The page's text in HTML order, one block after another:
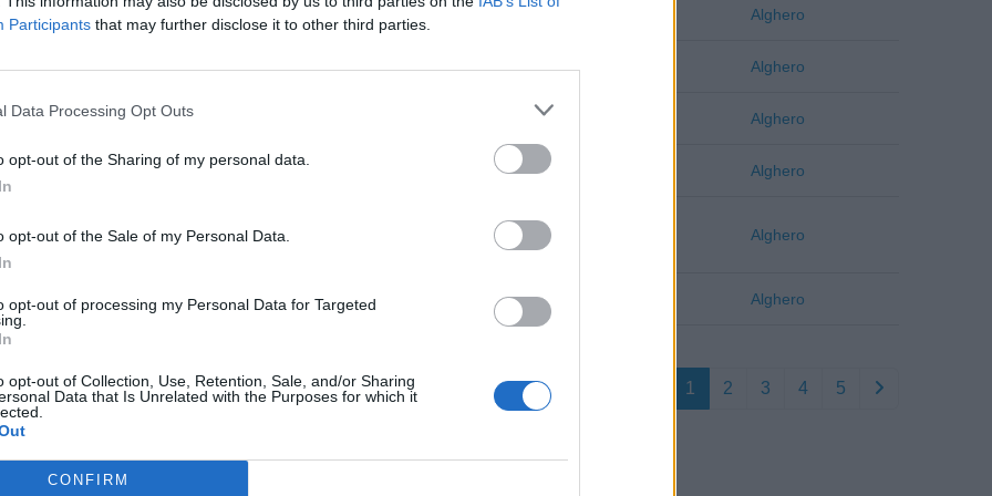
Participants that may further disclose it to other third parties.
Data Processing Opt Outs
opt-out of the Sharing of my personal data.
opt-out of the Sale of my Personal Data.
opt-out of processing my Personal Data for Targeted
opt-out of Collection, Use, Retention, Sale, and/or Sharing
Data that Is Unrelated with the Purposes for which it
CONFIRM
OLEARIA S.R.L. 1-2 milioni Alghero
SPA 25-50 milioni 25.12.10 Alghero
CONTE RICERCHE SRL Alghero
2-5 milioni Alghero
- COMPAGNIA MARITTIMA
1-2 milioni Alghero
A S.R.L. 1-2 milioni Alghero
1 2 3 4 5
tutti i comuni della provincia di Sassari